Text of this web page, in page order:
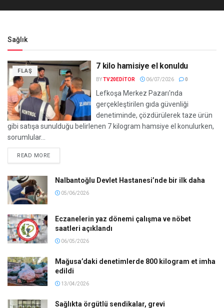
Sağlık
FLAŞ
7 kilo hamisiye el konuldu
BYTV20EDITOR 06/07/2026 0
Lefkoşa Merkez Pazarı'nda
gerçekleştirilen gıda güvenliği
denetiminde, çözdürülerek taze ürün
gibi satışa sunulduğu belirlenen 7 kilogram hamsiye el konulurken,
sorumlular...
READ MORE
Nalbantoğlu Devlet Hastanesi’nde bir ilk daha
05/06/2026
Eczanelerin yaz dönemi çalışma ve nöbet
saatleri açıklandı
06/05/2026
Mağusa’daki denetimlerde 800 kilogram et imha
edildi
13/04/2026
Sağlıkta örgütlü sendikalar, grevi